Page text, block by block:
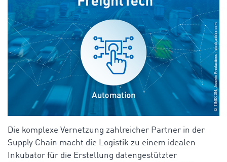
Die komplexe Vernetzung zahlreicher Partner in der
Supply Chain macht die Logistik zu einem idealen
Inkubator für die Erstellung datengestützter